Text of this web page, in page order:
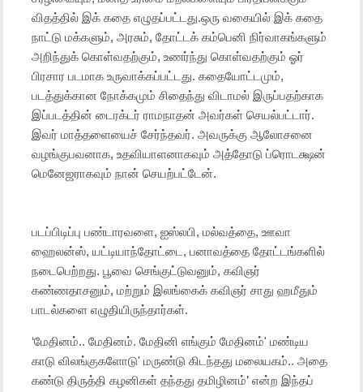
விதத்தில் இக் கதை எழுதப்பட்டது.ஒரு வகையில் இக் கதை
நாட்டு மக்களும், அரசும், தோட்டக் கம்பெனி நிர்வாகங்களும்
அறிந்துக் கொள்வதற்கும், உணர்ந்து கொள்வதற்கும் ஓர்
பிரசார படமாக உருவாக்கப்பட்டது. கதையோட்டமும்,
படத்துக்கான நோக்கமும் சிதைந்து விடாமல் இருப்பதற்காக
இப்படத்தின் டைரக்டர் ராமநாதன் அவர்கள் செயல்பட்டார்.
இவர் மாத்தளையைச் சேர்ந்தவர். அவருக்கு ஆலோசனை
வழங்குபவனாக, உதவியாளனாகவும் அத்தோடு ப்ரொடக்ஷன்
மெனேஜராகவும் நான் செயற்பட்டேன்.
படப்பிடிப்பு பண்டாரவளை, ஐஸ்லபி, மல்வத்தை, ஊவா
ஹைலன்ஸ், யட்டியாந்தோட்டை, பனாவத்தை தோட்டங்களில்
நடைபெற்றது. பூவை செங்குட்டுவனும், கவிஞர்
கண்ணதாசனும், மற்றும் இலங்கைக் கவிஞர் சாது ஹமீதும்
பாடல்களை எழுதியிருந்தார்கள்.
‘மேதினம்.. மேதினம். மேதினி எங்கும் மேதினம்' மண்டிய
காடு விலங்குகளோடு' மருண்டு கிடந்தது மலையகம்.. அதை
கண்டு திருத்தி கழனிகள் தந்தது தமிழினம்’ என்ற இந்தப்